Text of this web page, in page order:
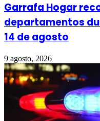
Garrafa Hogar
departamentos
14 de agosto
9 agosto, 2026